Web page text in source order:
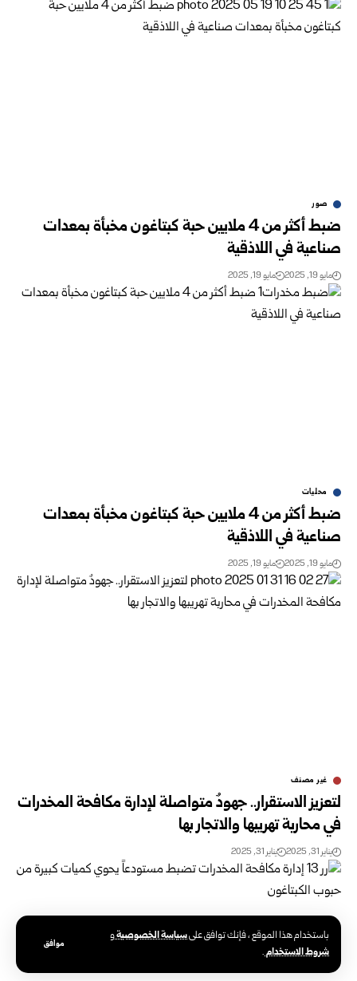
باستخدام هذا الموقع ، فإنك توافق علىسياسة الخصوصيةو
شروط الاستخدام.
موافق
صور
ضبط أكثر من 4 ملايين حبة كبتاغون مخبأة بمعدات
صناعية في اللاذقية
مايو 19, 2025 مايو 19, 2025
محليات
ضبط أكثر من 4 ملايين حبة كبتاغون مخبأة بمعدات
صناعية في اللاذقية
مايو 19, 2025 مايو 19, 2025
غير مصنف
لتعزيز الاستقرار.. جهودٌ متواصلة لإدارة مكافحة المخدرات
في محاربة تهريبها والاتجار بها
يناير 31, 2025 يناير 31, 2025